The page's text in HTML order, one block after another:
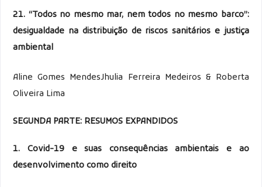
21. “Todos no mesmo mar, nem todos no mesmo barco”:
desigualdade na distribuição de riscos sanitários e justiça
ambiental
Aline Gomes MendesJhulia Ferreira Medeiros & Roberta
Oliveira Lima
SEGUNDA PARTE: RESUMOS EXPANDIDOS
1. Covid-19 e suas consequências ambientais e ao
desenvolvimento como direito